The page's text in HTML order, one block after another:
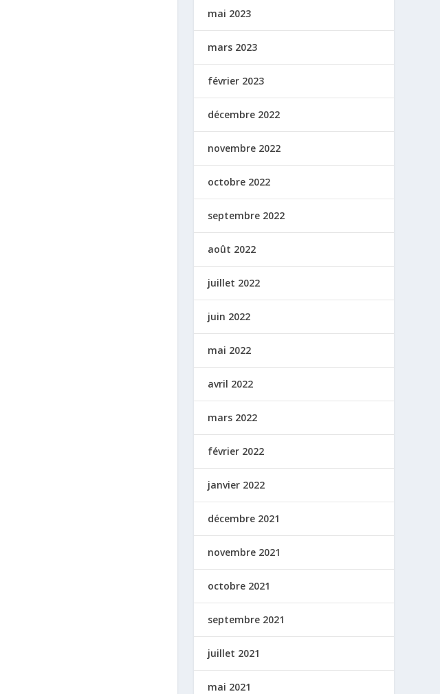
mai 2023
mars 2023
février 2023
décembre 2022
novembre 2022
octobre 2022
septembre 2022
août 2022
juillet 2022
juin 2022
mai 2022
avril 2022
mars 2022
février 2022
janvier 2022
décembre 2021
novembre 2021
octobre 2021
septembre 2021
juillet 2021
mai 2021